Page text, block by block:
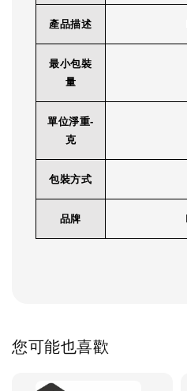
產品描述
最小包裝
量
單位淨重-
克
包裝方式
品牌
您可能也喜歡